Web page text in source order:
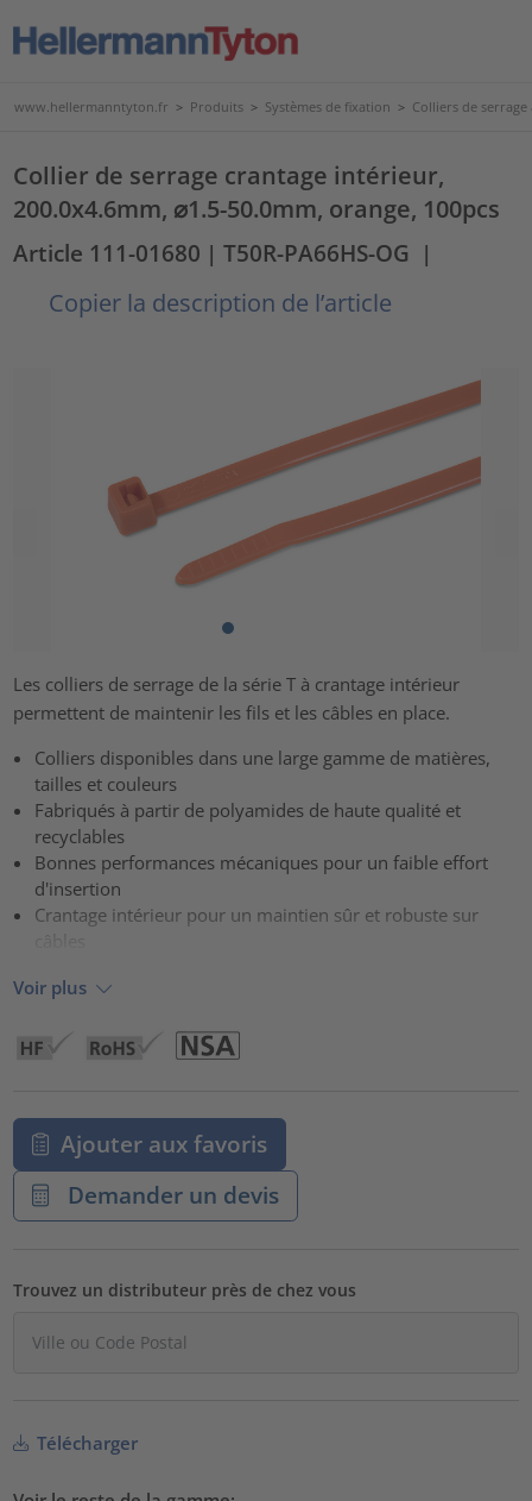
www.hellermanntyton.fr > Produits > Systèmes de fixation > Colliers de
Collier de serrage crantage intérieur,
200.0x4.6mm, ⌀1.5-50.0mm, orange, 100pcs
Article 111-01680 | T50R-PA66HS-OG |
Copier la description de l’article
Les colliers de serrage de la série T à crantage intérieur
permettent de maintenir les fils et les câbles en place.
Colliers disponibles dans une large gamme de matières,
tailles et couleurs
Fabriqués à partir de polyamides de haute qualité et
recyclables
Bonnes performances mécaniques pour un faible effort
d'insertion
Crantage intérieur pour un maintien sûr et robuste sur
Voir plus
Ajouter aux favoris
Demander un devis
Trouvez un distributeur près de chez vous
Télécharger